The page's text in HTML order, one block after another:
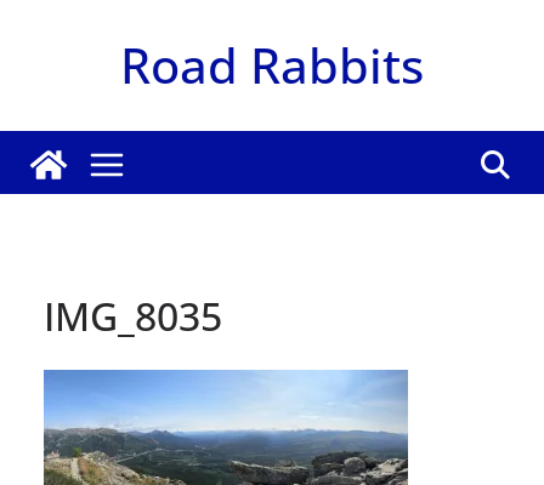
Road Rabbits
IMG_8035